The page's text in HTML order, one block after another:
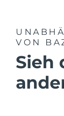
VON
Sieh